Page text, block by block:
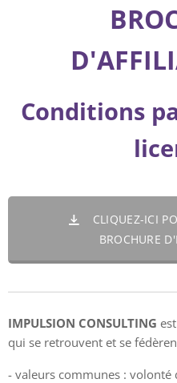
Conditions
CLIQUEZ-ICI
BROCHURE
IMPULSION CONSULTING
qui se retrouvent et se
- valeurs communes : volonté